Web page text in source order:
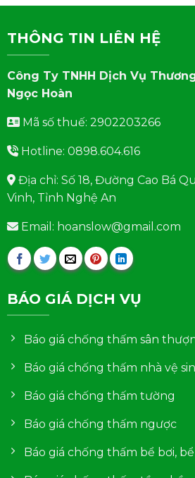
THÔNG TIN LIÊN HỆ
Công Ty TNHH Dịch Vụ
Ngọc Hoàn
Mã số thuế: 2902203266
Hotline: 0898.604.616
Địa chỉ: Số 18, Đường Cao Bá
Vinh, Tỉnh Nghệ An
Email: hoanslow@gmail.com
BÁO GIÁ DỊCH VỤ
Báo giá chống thấm sân
Báo giá chống thấm nhà vệ
Báo giá chống thấm tường
Báo giá chống thấm ngược
Báo giá chống thấm bể bơi,